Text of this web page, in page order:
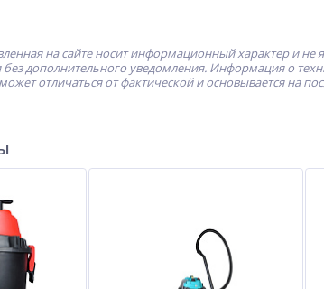
на сайте носит информационный характер и не
дополнительного уведомления. Информация о
отличаться от фактической и основывается на